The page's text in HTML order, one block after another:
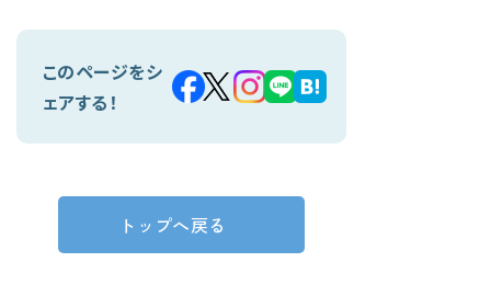
このページをシ
ェアする！
トップへ戻る